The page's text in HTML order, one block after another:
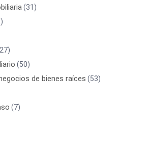
(31)
(50)
de bienes raíces (53)
(7)